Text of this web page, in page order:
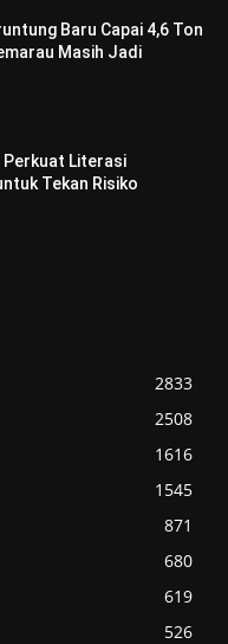
Baru Capai 4,6 Ton
Masih Jadi
Perkuat Literasi
Tekan Risiko
2833
2508
1616
1545
871
680
619
526